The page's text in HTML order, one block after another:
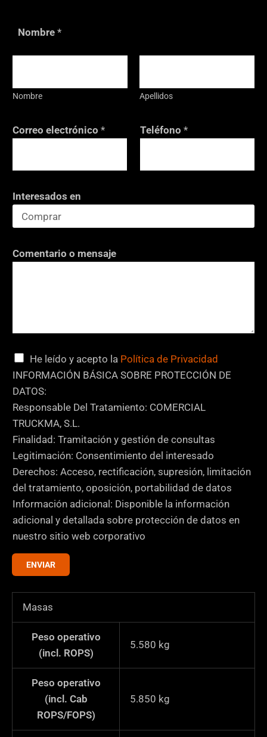
Nombre *
Nombre Apellidos
Correo electrónico * Teléfono *
Interesados en
a
s
C
o
m
e
n
t
a
r
i
o
C
o
Comentario o mensaje
C
a
s
i
l
l
a
s
d
e
v
e
r
He leído y acepto la Política de Privacidad
INFORMACIÓN BÁSICA SOBRE PROTECCIÓN DE
DATOS:
Responsable Del Tratamiento: COMERCIAL
TRUCKMA, S.L.
Finalidad: Tramitación y gestión de consultas
Legitimación: Consentimiento del interesado
Derechos: Acceso, rectificación, supresión, limitación
del tratamiento, oposición, portabilidad de datos
Información adicional: Disponible la información
adicional y detallada sobre protección de datos en
nuestro sitio web corporativo
ENVIAR
Masas
Peso operativo
(incl. ROPS)
5.580 kg
Peso operativo
(incl. Cab
ROPS/FOPS)
5.850 kg